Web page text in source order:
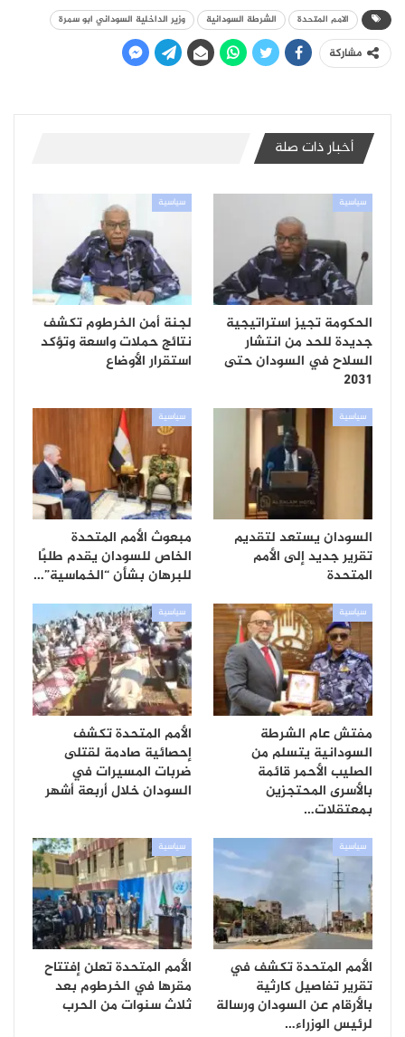
الامم المتحدة الشرطة السودانية وزير الداخلية السوداني ابو سمرة
مشاركة
أخبار ذات صلة
سياسية
الحكومة تجيز استراتيجية
جديدة للحد من انتشار
السلاح في السودان حتى
2031
سياسية
لجنة أمن الخرطوم تكشف
نتائج حملات واسعة وتؤكد
استقرار الأوضاع
سياسية
السودان يستعد لتقديم
تقرير جديد إلى الأمم
المتحدة
سياسية
مبعوث الأمم المتحدة
الخاص للسودان يقدم طلبًا
للبرهان بشأن “الخماسية”…
سياسية
مفتش عام الشرطة
السودانية يتسلم من
الصليب الأحمر قائمة
بالأسرى المحتجزين
بمعتقلات…
سياسية
الأمم المتحدة تكشف
إحصائية صادمة لقتلى
ضربات المسيرات في
السودان خلال أربعة أشهر
سياسية
الأمم المتحدة تكشف في
تقرير تفاصيل كارثية
بالأرقام عن السودان ورسالة
لرئيس الوزراء…
سياسية
الأمم المتحدة تعلن إفتتاح
مقرها في الخرطوم بعد
ثلاث سنوات من الحرب